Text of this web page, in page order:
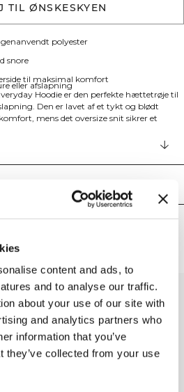
content and ads, to
and to analyse our traffic.
about your use of our site with
and analytics partners who
information that you’ve
they’ve collected from your use
TIL ØNSKESKYEN
polyester
snore
til maksimal komfort
eller afslapning
Hoodie er den perfekte hættetrøje til
Den er lavet af et tykt og blødt
mens det oversize snit sikrer et
fuldender designet, og det broderede
touch. Oversize pasform, justerbar og foret
broderet ICIW-logo foran. 70%